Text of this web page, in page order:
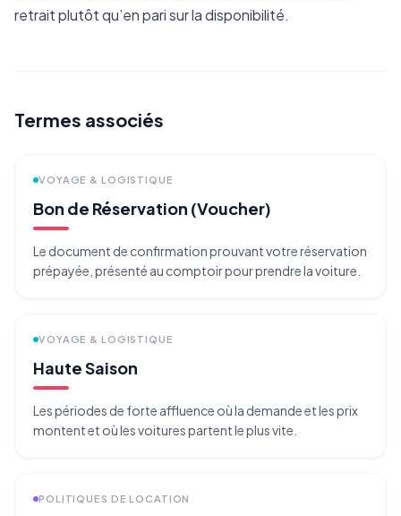
retrait plutôt qu’en pari sur la disponibilité.
Termes associés
VOYAGE & LOGISTIQUE
Bon de Réservation (Voucher)
Le document de confirmation prouvant votre réservation
prépayée, présenté au comptoir pour prendre la voiture.
VOYAGE & LOGISTIQUE
Haute Saison
Les périodes de forte affluence où la demande et les prix
montent et où les voitures partent le plus vite.
POLITIQUES DE LOCATION